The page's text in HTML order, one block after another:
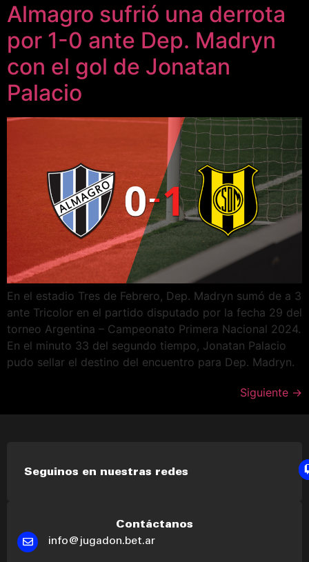
Almagro sufrió una derrota
por 1-0 ante Dep. Madryn
con el gol de Jonatan
Palacio
En el estadio Tres de Febrero, Dep. Madryn sumó de a 3
ante Tricolor en el partido disputado por la fecha 29 del
torneo Argentina – Campeonato Primera Nacional 2024.
En el minuto 33 del segundo tiempo, Jonatan Palacio
pudo sellar el destino del encuentro para Dep. Madryn.
Siguiente →
Seguinos en nuestras redes
Contáctanos
info@jugadon.bet.ar